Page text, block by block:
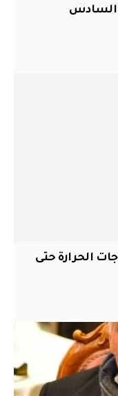
السادس
الحرارة حتى